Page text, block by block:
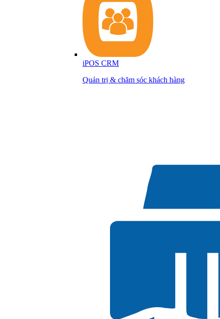
iPOS CRM
Quản trị & chăm sóc khách hàng